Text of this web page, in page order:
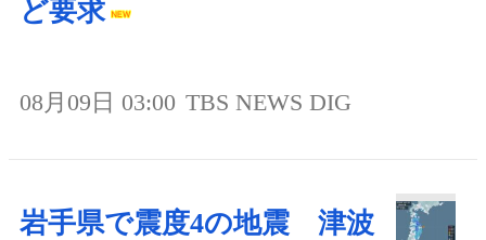
ど要求
08月09日 03:00 TBS NEWS DIG
岩手県で震度4の地震 津波